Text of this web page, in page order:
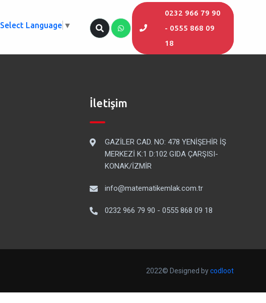
Select Language ▼
0232 966 79 90
- 0555 868 09
18
İletişim
GAZİLER CAD. NO: 478 YENİŞEHİR İŞ
MERKEZİ K:1 D:102 GIDA ÇARŞISI-
KONAK/İZMİR
info@matematikemlak.com.tr
0232 966 79 90 - 0555 868 09 18
2022© Designed bycodloot